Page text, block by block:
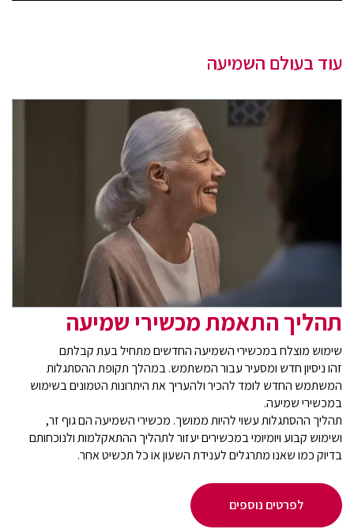
עוד בעולם השמיעה
תהליך התאמת מכשירי שמיעה
שימוש מוצלח במכשירי השמיעה החדשים מתחיל בעת קבלתם
זהו ניסיון חדש ומסעיר עבור המשתמש. במהלך תקופת ההסתגלות
המשתמש החדש לומד להכיר ולהעריך את היתרונות הטמונים בשימוש
במכשירי שמיעה.
תהליך ההסתגלות עשוי להיות ממושך. מכשירי השמיעה הם גוף זר,
ושימוש קבוע ויומיומי במכשירים יעזור לתהליך ההתאקלמות ולנוכחותם
בדיוק כמו שאנו מתרגלים לענידת השעון או כל תכשיט אחר.
לפרטים נוספים